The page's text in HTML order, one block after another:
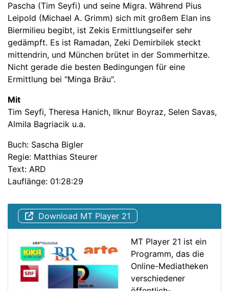
Pascha (Tim Seyfi) und seine Migra. Während Pius
Leipold (Michael A. Grimm) sich mit großem Elan ins
Biermilieu begibt, ist Zekis Ermittlungseifer sehr
gedämpft. Es ist Ramadan, Zeki Demirbilek steckt
mittendrin, und München brütet in der Sommerhitze.
Nicht gerade die besten Bedingungen für eine
Ermittlung bei "Minga Bräu".
Mit
Tim Seyfi, Theresa Hanich, Ilknur Boyraz, Selen Savas,
Almila Bagriacik u.a.
Buch: Sascha Bigler
Regie: Matthias Steurer
Text: ARD
Lauflänge: 01:28:29
Download MT Player 21
MT Player 21 ist ein
Programm, das die
Online-Mediatheken
verschiedener